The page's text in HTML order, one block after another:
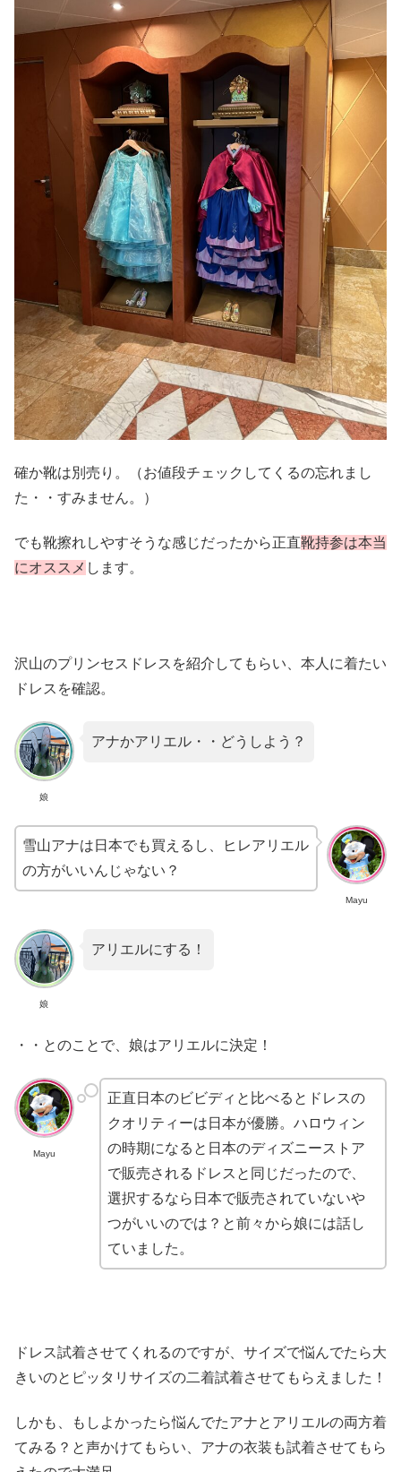
確か靴は別売り。（お値段チェックしてくるの忘れまし
た・・すみません。）
でも靴擦れしやすそうな感じだったから正直靴持参は本当
にオススメ します。
沢山のプリンセスドレスを紹介してもらい、本人に着たい
ドレスを確認。
娘
アナかアリエル・・どうしよう？
Mayu
雪山アナは日本でも買えるし、ヒレアリエル
の方がいいんじゃない？
娘
アリエルにする！
・・とのことで、娘はアリエルに決定！
Mayu
正直日本のビビディと比べるとドレスの
クオリティーは日本が優勝。ハロウィン
の時期になると日本のディズニーストア
で販売されるドレスと同じだったので、
選択するなら日本で販売されていないや
つがいいのでは？と前々から娘には話し
ていました。
ドレス試着させてくれるのですが、サイズで悩んでたら大
きいのとピッタリサイズの二着試着させてもらえました！
しかも、もしよかったら悩んでたアナとアリエルの両方着
てみる？と声かけてもらい、アナの衣装も試着させてもら